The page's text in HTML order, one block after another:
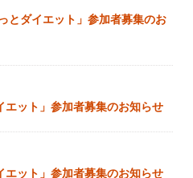
とダイエット」参加者募集のお
ット」参加者募集のお知らせ
ット」参加者募集のお知らせ